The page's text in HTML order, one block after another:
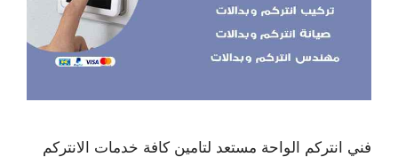
فني انتركم الواحة مستعد لتامين كافة خدمات الانتركم